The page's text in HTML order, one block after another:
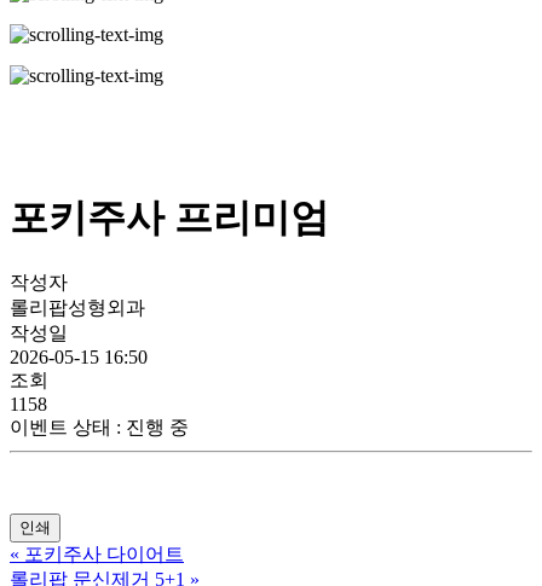
포키주사 프리미엄
작성자
롤리팝성형외과
작성일
2026-05-15 16:50
조회
1158
이벤트 상태 : 진행 중
인쇄
« 포키주사 다이어트
롤리팝 문신제거 5+1 »